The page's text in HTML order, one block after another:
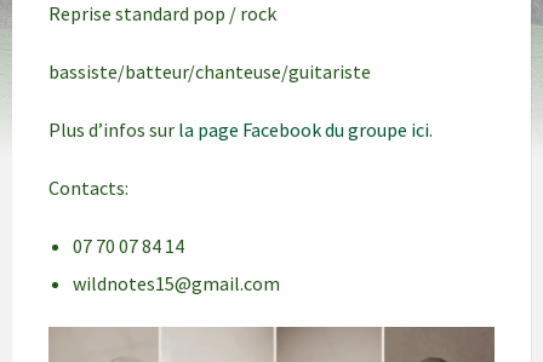
Reprise standard pop / rock
bassiste/batteur/chanteuse/guitariste
Plus d’infos sur la page Facebook du groupe ici.
Contacts:
07 70 07 84 14
wildnotes15@gmail.com